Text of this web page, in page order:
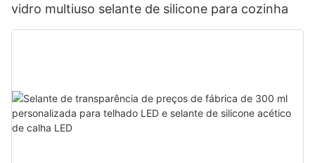
vidro multiuso selante de silicone para cozinha